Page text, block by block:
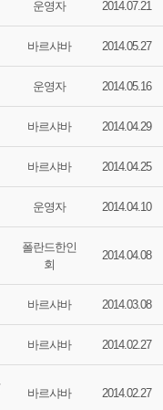
운영자 2014.07.21
바르샤바 2014.05.27
운영자 2014.05.16
바르샤바 2014.04.29
바르샤바 2014.04.25
운영자 2014.04.10
폴란드한인
회
2014.04.08
바르샤바 2014.03.08
바르샤바 2014.02.27
바르샤바 2014.02.27